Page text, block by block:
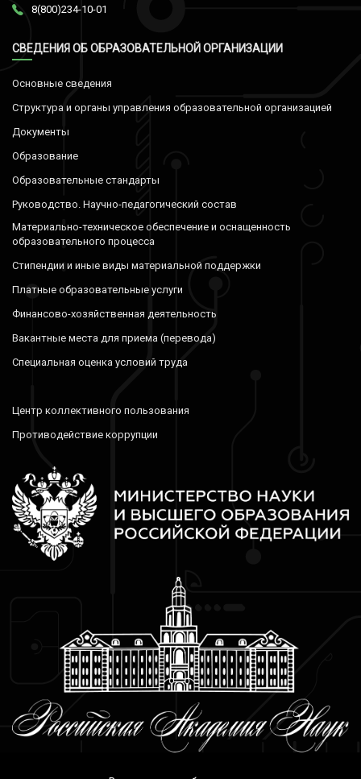
8(800)234-10-01
СВЕДЕНИЯ ОБ ОБРАЗОВАТЕЛЬНОЙ ОРГАНИЗАЦИИ
Основные сведения
Структура и органы управления образовательной организацией
Документы
Образование
Образовательные стандарты
Руководство. Научно-педагогический состав
Материально-техническое обеспечение и оснащенность
образовательного процесса
Стипендии и иные виды материальной поддержки
Платные образовательные услуги
Финансово-хозяйственная деятельность
Вакантные места для приема (перевода)
Специальная оценка условий труда
Центр коллективного пользования
Противодействие коррупции